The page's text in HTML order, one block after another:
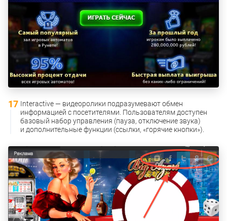
Interactive — видеоролики подразумевают обмен
информацией с посетителями. Пользователям доступен
базовый набор управления (пауза, отключение звука)
и дополнительные функции (ссылки, «горячие кнопки»).